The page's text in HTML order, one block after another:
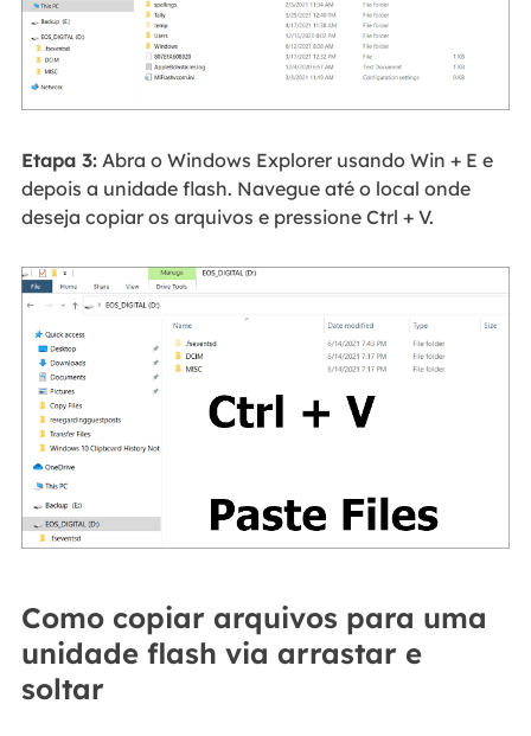
Etapa 3:Abra o Windows Explorer usando Win + E e
depois a unidade flash. Navegue até o local onde
deseja copiar os arquivos e pressione Ctrl + V.
Como copiar arquivos para uma
unidade flash via arrastar e
soltar